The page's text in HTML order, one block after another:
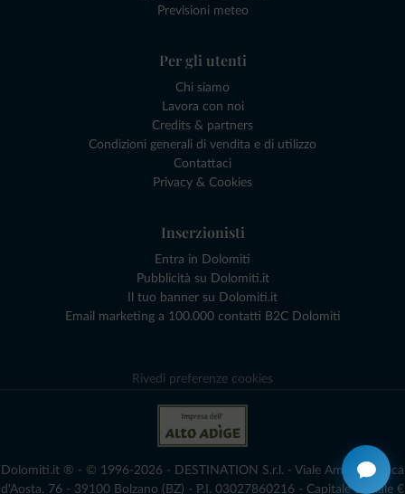
Previsioni meteo
Per gli utenti
Chi siamo
Lavora con noi
Credits & partners
Condizioni generali di vendita e di utilizzo
Contattaci
Privacy & Cookies
Inserzionisti
Entra in Dolomiti
Pubblicità su Dolomiti.it
Il tuo banner su Dolomiti.it
Email marketing a 100.000 contatti B2C Dolomiti
Rivedi preferenze cookies
Dolomiti.it ® - © 1996-2026 - DESTINATION S.r.l. - Viale Amedeo Duca
d'Aosta, 76 - 39100 Bolzano (BZ) - P.I. 03027860216 - Capitale Sociale €